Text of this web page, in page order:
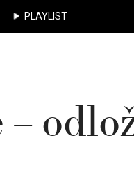
PLAYLIST